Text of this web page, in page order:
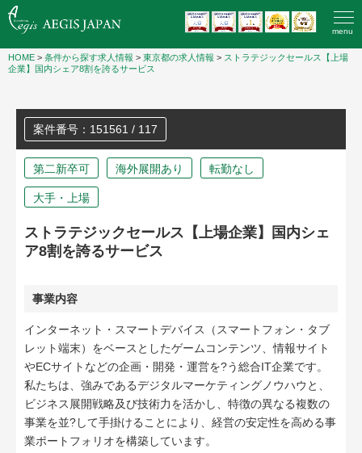
menu
HOME > 条件から探す求人情報 > 東京都の求人情報 > ストラテジックセールス【上場
企業】国内シェア8割を誇るサービス
案件番号：151561 / 117
第二新卒可 海外展開あり 転勤なし
大手・上場
ストラテジックセールス【上場企業】国内シェ
ア8割を誇るサービス
事業内容
インターネット・スマートデバイス（スマートフォン・タブ
レット端末）をベースとしたゲームコンテンツ、情報サイト
やECサイトなどの企画・開発・運営を?う総合IT企業です。
私たちは、強みであるデジタルマーケティングノウハウと、
ビジネス展開戦略及び技術力を活かし、特徴の異なる複数の
事業を並?して手掛けることにより、経営の安定性を高める事
業ポートフォリオを構築しています。